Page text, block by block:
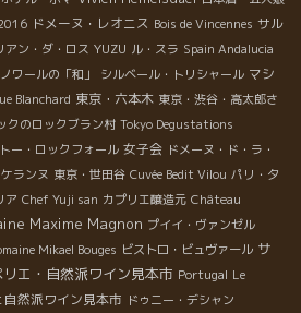
ドメーヌ・レオニス Bois de Vincennes サル
アン・ダ・ロス YUZU ル・スラ Spain Andalucia
ワールの「和」 シルベール・トリシャール マシ
Blanchard 東京・六本木 東京・渋谷・高太郎さ
クのロックブラン村 Tokyo Degustations
ー・ロックフォール 女子会 ドメーヌ・ド・ラ・
ケランヌ 東京・世田谷 Cuvée Bedit Vilou パリ・夕
ア Chef Yuji san カプリエ醸造元 Château
Maxime Magnon プイイ・ヴァンゼル
Mikael Bouges ビストロ・ビュヴァール サ
リエ・自然派ワイン見本市 Portugal Le
然派ワイン見本市 ドゥニー・デシャン